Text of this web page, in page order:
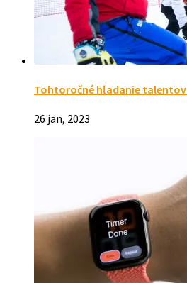
Tohtoročné hľadanie talentov
26 jan, 2023